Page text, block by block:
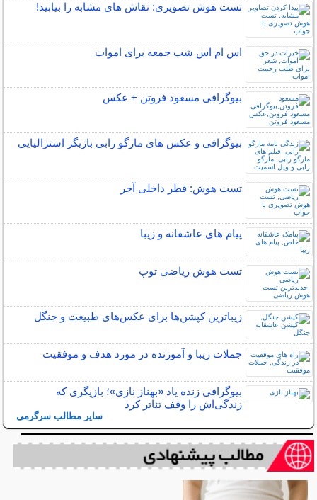
تست هوش تصویری: نقاش های مشابه را بیابید!
اس ام اس شب جمعه برای اموات
بیوگرافی مسعود فروتن + عکس
بیوگرافی و عکس های مارگو رابی بازیگر استرالیایی
تست هوش: قطر داخلی آجر
پیام های عاشقانه و زیبا
تست هوش ریاضی توپ
زیباترین کپشن‌ها برای عکس‌های طبیعت و جنگل
جملات زیبا و آموزنده در مورد هدف و موفقیت
بیوگرافی زنده یاد «بهناز نازی»؛ بازیگری که
زندگی‌اش را وقف تئاتر کرد
سایر مطالب سرگرمی